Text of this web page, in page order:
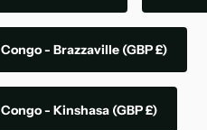
Congo - Brazzaville (GBP £)
Congo - Kinshasa (GBP £)